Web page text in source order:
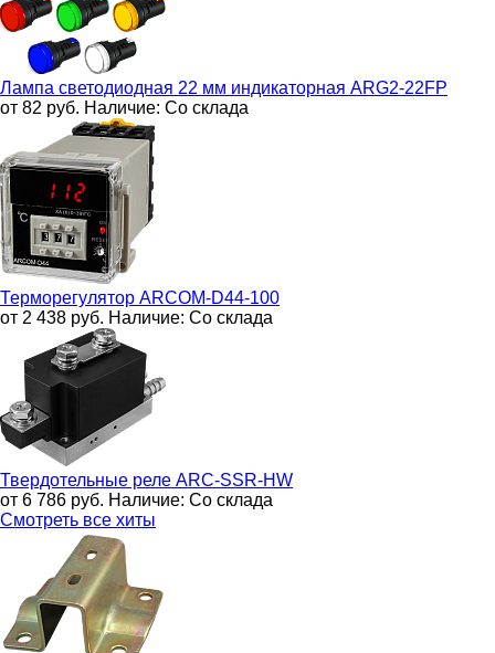
Лампа светодиодная 22 мм индикаторная ARG2-22FP
от 82 руб. Наличие: Со склада
Терморегулятор ARCOM-D44-100
от 2 438 руб. Наличие: Со склада
Твердотельные реле ARC-SSR-HW
от 6 786 руб. Наличие: Со склада
Смотреть все хиты